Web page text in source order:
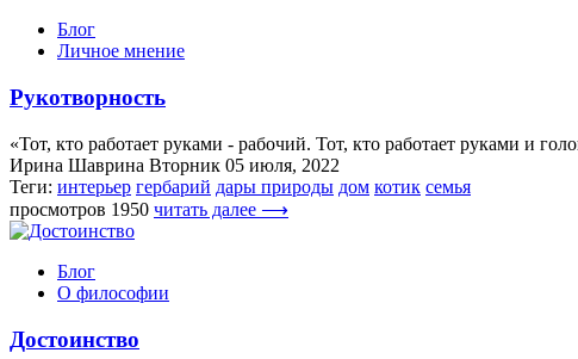
Блог
Личное мнение
Рукотворность
«Тот, кто работает руками - рабочий. Тот, кто работает руками и
Ирина Шаврина Вторник 05 июля, 2022
Теги: интерьер гербарий дары природы дом котик семья
просмотров 1950 читать далее ⟶
Блог
О философии
Достоинство